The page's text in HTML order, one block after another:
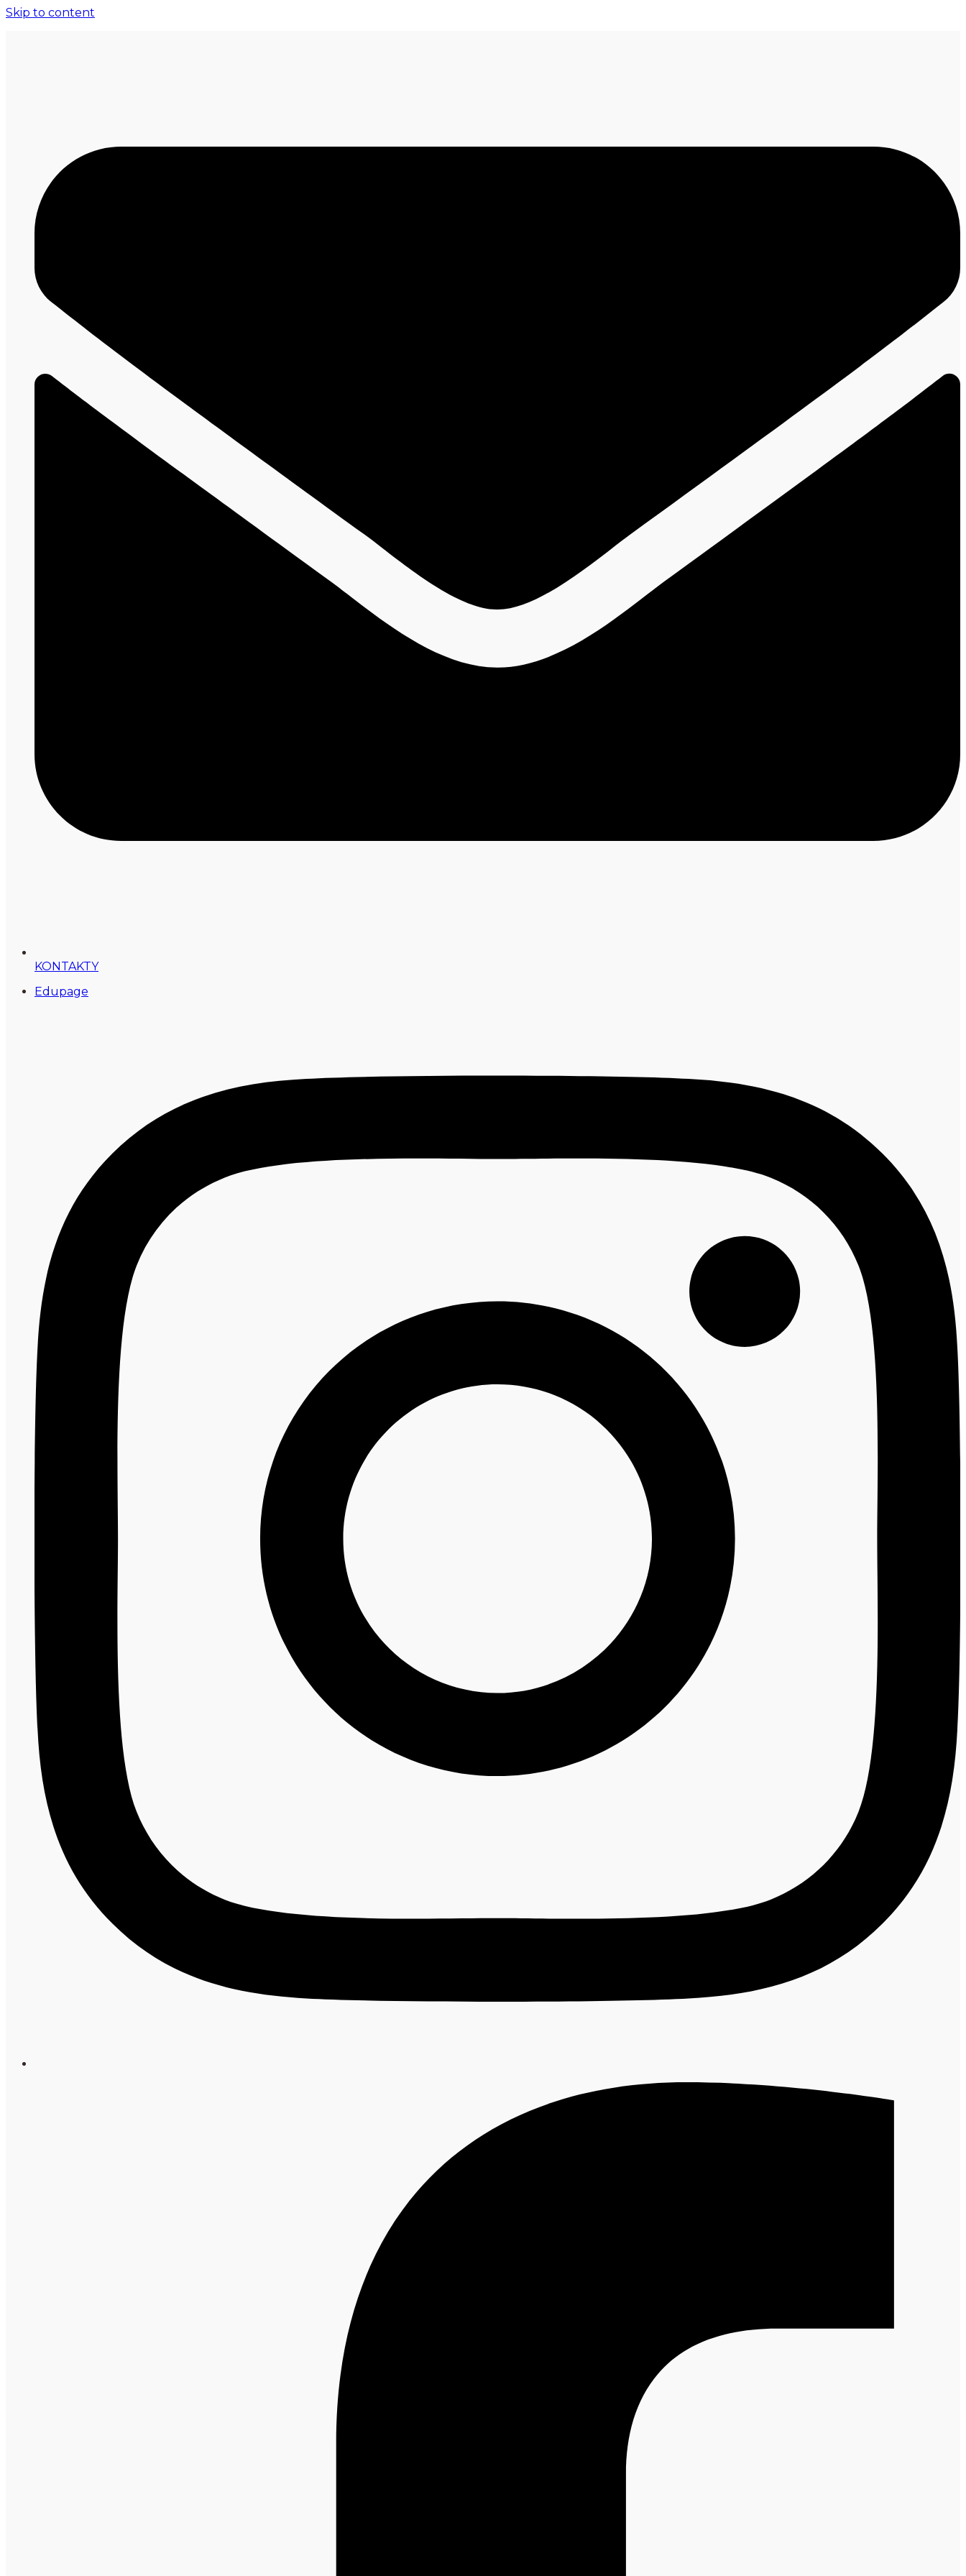
Skip to content
KONTAKTY
Edupage